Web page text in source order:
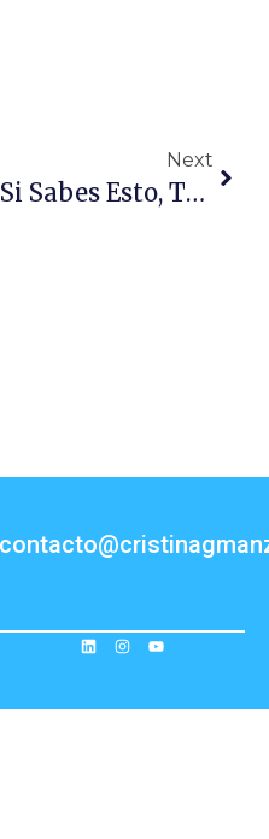
Next
Si Sabes Esto, Tus Posibilidades De Superar Una Entrevista Aumentan Un 70%